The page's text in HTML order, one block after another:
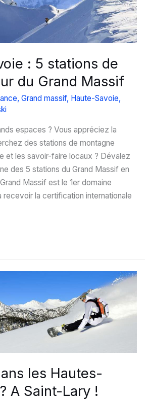
: 5 stations de
du Grand Massif
, Grand massif, Haute-Savoie,
espaces ? Vous appréciez la
des stations de montagne
et les savoir-faire locaux ? Dévalez
des 5 stations du Grand Massif en
Massif est le 1er domaine
recevoir la certification internationale
les Hautes-
A Saint-Lary !